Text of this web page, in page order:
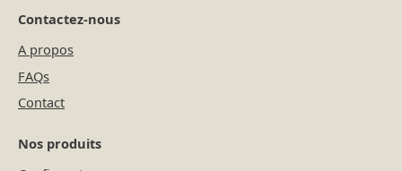
Contactez-nous
A propos
FAQs
Contact
Nos produits